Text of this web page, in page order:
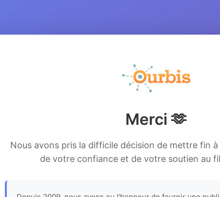
Merci 🫶
Nous avons pris la difficile décision de mettre fin
de votre confiance et de votre soutien au